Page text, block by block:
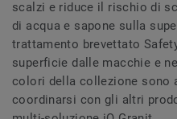
scalzi e riduce il rischio di
di acqua e sapone sulla
trattamento brevettato
superficie dalle macchie e
colori della collezione sono
coordinarsi con gli altri